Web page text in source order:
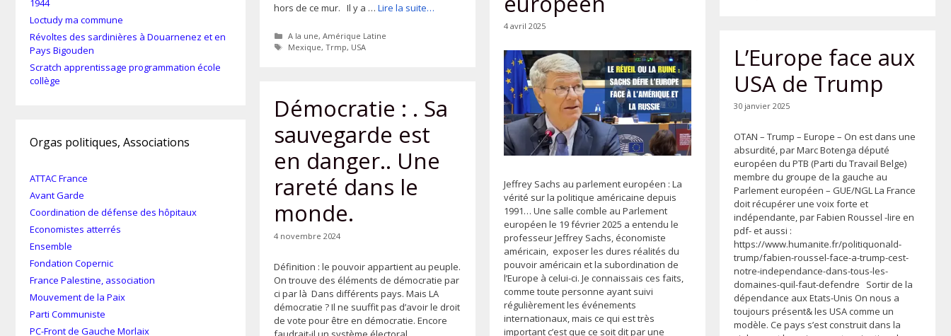
hors de ce mur. Il y a … Lire la suite…
Catégories
A la une, Amérique Latine
Étiquettes
Mexique, Trmp, USA
4 avril 2025
Jeffrey Sachs au parlement européen : La
vérité sur la politique américaine depuis
1991… Une salle comble au Parlement
européen le 19 février 2025 a entendu le
professeur Jeffrey Sachs, économiste
américain, exposer les dures réalités du
pouvoir américain et la subordination de
l’Europe à celui-ci. Je connaissais ces faits,
comme toute personne ayant suivi
régulièrement les événements
internationaux, mais ce qui est très
important c’est que ce soit dit par une
L’Europe face aux
USA de Trump
30 janvier 2025
OTAN – Trump – Europe – On est dans une
absurdité, par Marc Botenga député
européen du PTB (Parti du Travail Belge)
membre du groupe de la gauche au
Parlement européen – GUE/NGL La France
doit récupérer une voix forte et
indépendante, par Fabien Roussel -lire en
pdf- et aussi :
https://www.humanite.fr/politiquonald-
trump/fabien-roussel-face-a-trump-cest-
notre-independance-dans-tous-les-
domaines-quil-faut-defendre Sortir de la
dépendance aux Etats-Unis On nous a
toujours présent& les USA comme un
modèle. Ce pays s’est construit dans la
Démocratie : . Sa
sauvegarde est
en danger.. Une
rareté dans le
monde.
4 novembre 2024
Définition : le pouvoir appartient au peuple.
On trouve des éléments de démocratie par
ci par là Dans différents pays. Mais LA
démocratie ? Il ne suuffit pas d’avoir le droit
de vote pour être en démocratie. Encore
1944
Loctudy ma commune
Révoltes des sardinières à Douarnenez et en
Pays Bigouden
Scratch apprentissage programmation école
collège
Orgas politiques, Associations
ATTAC France
Avant Garde
Coordination de défense des hôpitaux
Economistes atterrés
Ensemble
Fondation Copernic
France Palestine, association
Mouvement de la Paix
Parti Communiste
PC-Front de Gauche Morlaix